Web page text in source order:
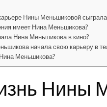
Нины Меньшиковой
имеет Нина Меньшикова?
Нина Меньшикова в кино?
начала свою карьеру в
Меньшикова?
Нины